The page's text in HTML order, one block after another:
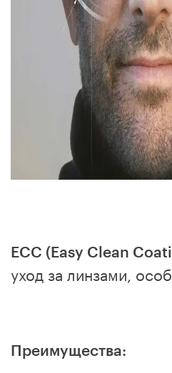
ECC (Easy Clean
уход за линзами,
Преимущества: